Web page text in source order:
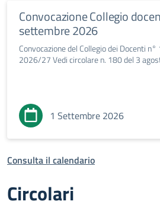
Convocazione Collegio
settembre 2026
Convocazione del Collegio dei Docenti
2026/27 Vedi circolare n. 180 del 3
1 Settembre 2026
Consulta il calendario
Circolari